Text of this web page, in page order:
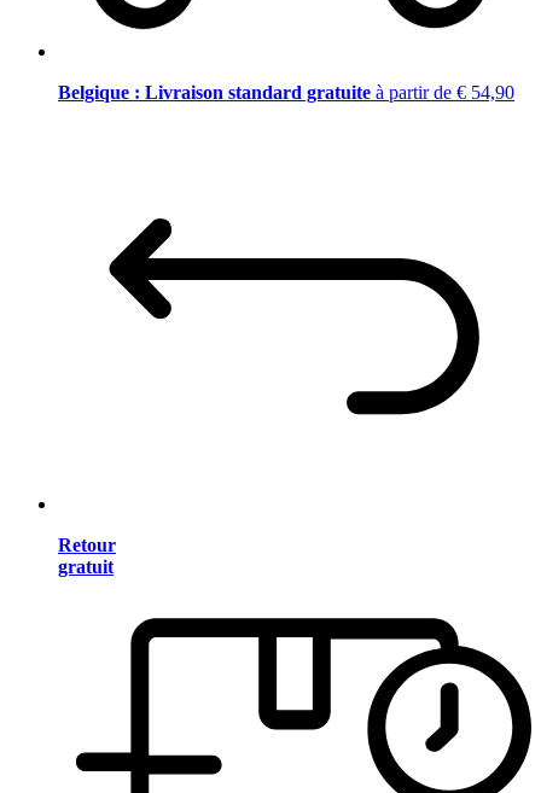
Belgique : Livraison standard gratuite à partir de € 54,90
Retour
gratuit